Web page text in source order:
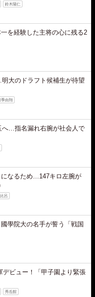
鈴木陽仁
を経験した主将の心に残る2
大のドラフト候補生が待望
季由翔
へ…指名漏れ右腕が社会人で
なるため…147キロ左腕が
呂
學院大の名手が誓う「戦国
デビュー！「甲子園より緊張
秀岳館